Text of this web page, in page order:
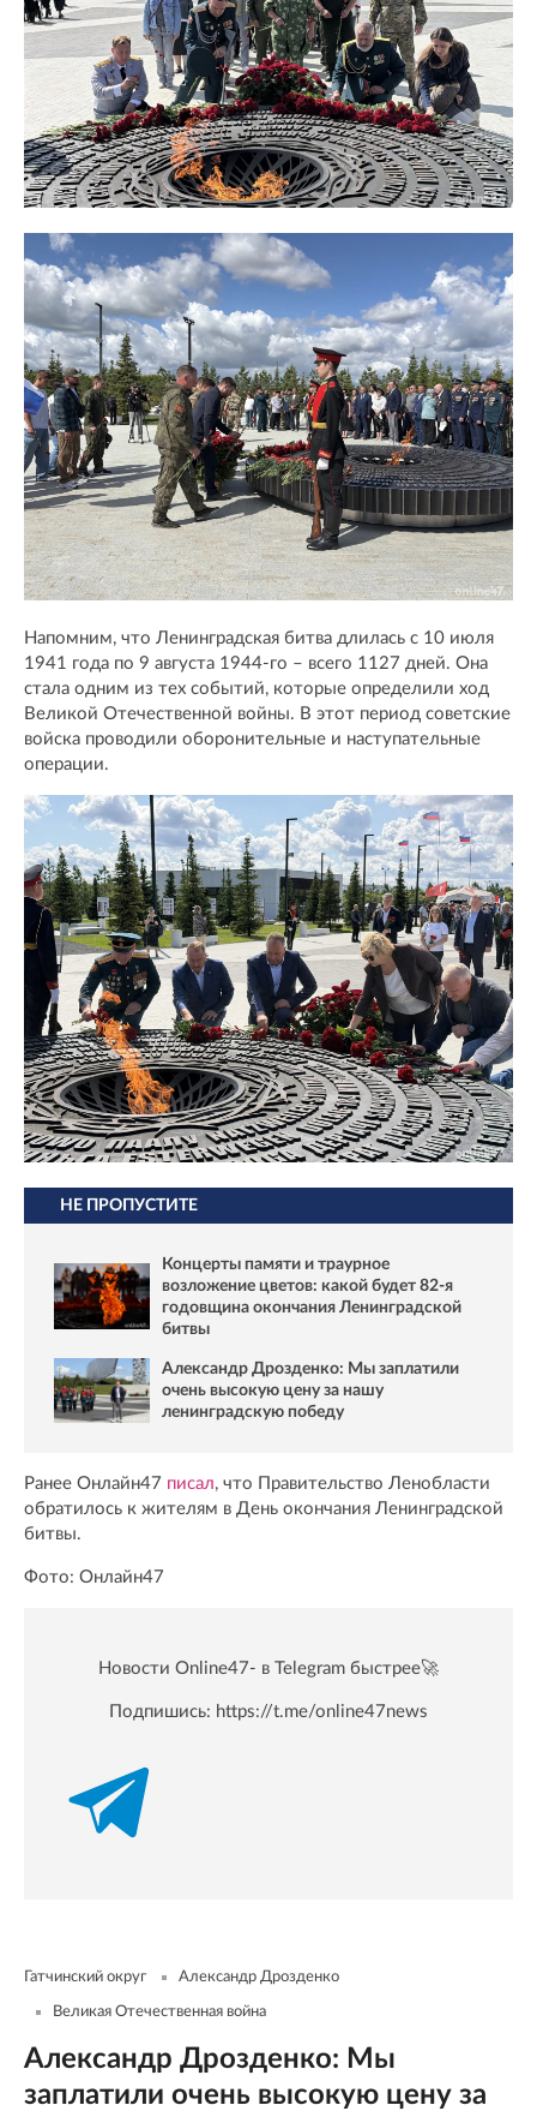
Напомним, что Ленинградская битва длилась с 10 июля
1941 года по 9 августа 1944-го – всего 1127 дней. Она
стала одним из тех событий, которые определили ход
Великой Отечественной войны. В этот период советские
войска проводили оборонительные и наступательные
операции.
НЕ ПРОПУСТИТЕ
Концерты памяти и траурное
возложение цветов: какой будет 82-я
годовщина окончания Ленинградской
битвы
Александр Дрозденко: Мы заплатили
очень высокую цену за нашу
ленинградскую победу
Ранее Онлайн47 писал, что Правительство Ленобласти
обратилось к жителям в День окончания Ленинградской
битвы.
Фото: Онлайн47
Новости Online47- в Telegram быстрее🚀
Подпишись: https://t.me/online47news
Гатчинский округ Александр Дрозденко
Великая Отечественная война
Александр Дрозденко: Мы
заплатили очень высокую цену за